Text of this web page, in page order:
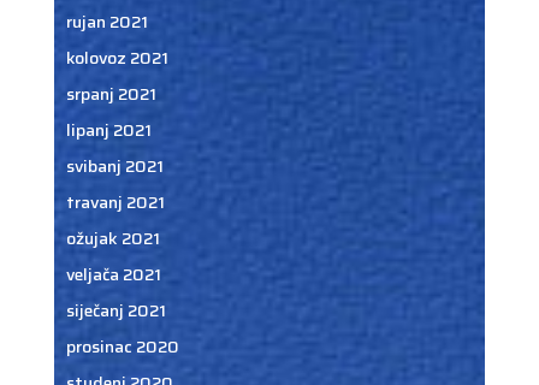
rujan 2021
kolovoz 2021
srpanj 2021
lipanj 2021
svibanj 2021
travanj 2021
ožujak 2021
veljača 2021
siječanj 2021
prosinac 2020